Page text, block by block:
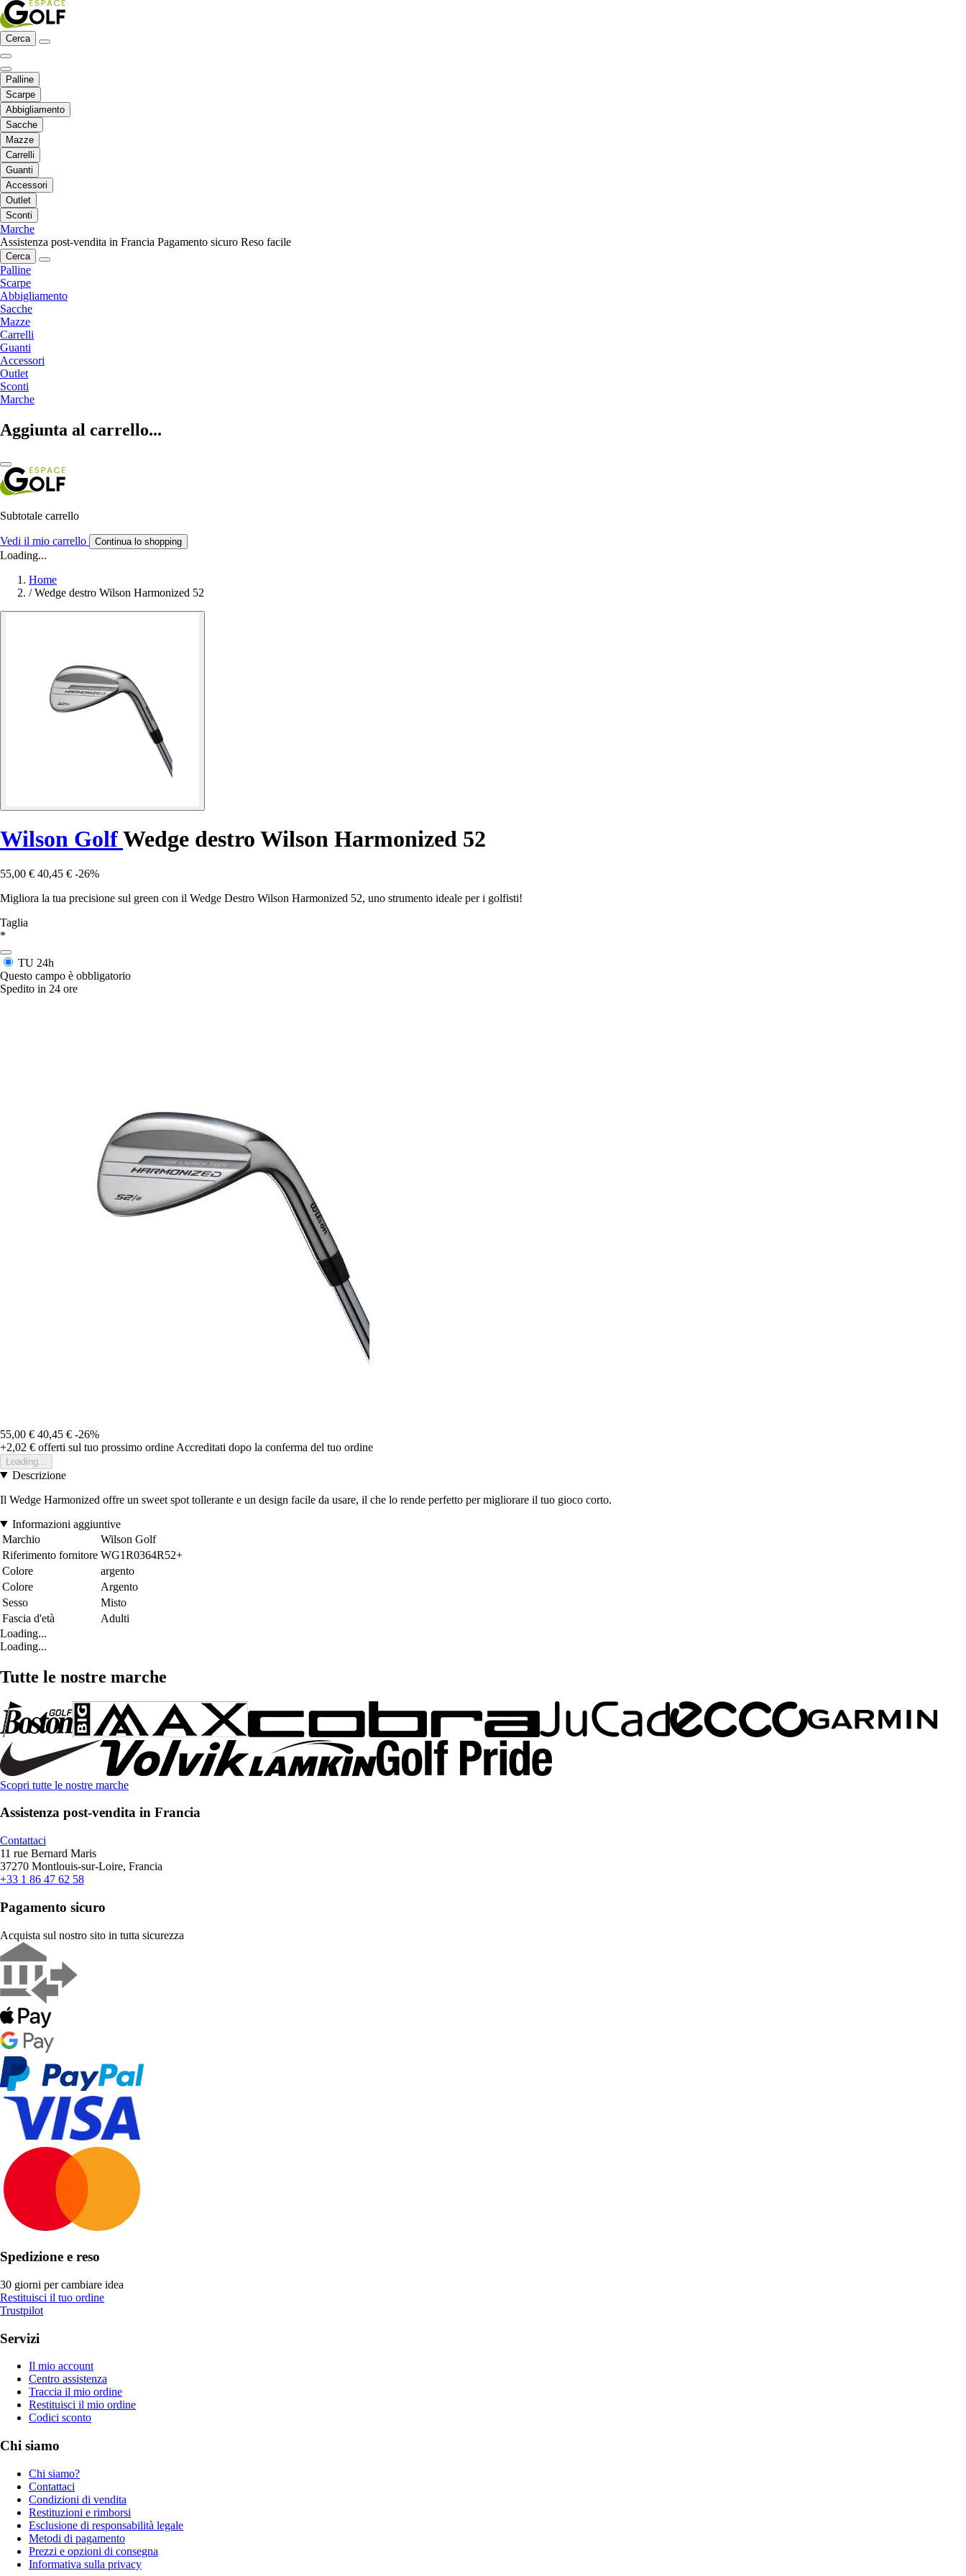
Cerca
Palline
Scarpe
Abbigliamento
Sacche
Mazze
Carrelli
Guanti
Accessori
Outlet
Sconti
Marche
Assistenza post-vendita in Francia Pagamento sicuro Reso facile
Cerca
Palline
Scarpe
Abbigliamento
Sacche
Mazze
Carrelli
Guanti
Accessori
Outlet
Sconti
Marche
Aggiunta al carrello...
Subtotale carrello
Vedi il mio carrello Continua lo shopping
Loading...
Home
/ Wedge destro Wilson Harmonized 52
Wilson GolfWedge destro Wilson Harmonized 52
55,00 € 40,45 € -26%
Migliora la tua precisione sul green con il Wedge Destro Wilson Harmonized 52, uno strumento ideale per i golfisti!
Taglia
*
TU 24h
Questo campo è obbligatorio
Spedito in 24 ore
55,00 € 40,45 € -26%
+2,02 € offerti sul tuo prossimo ordine Accreditati dopo la conferma del tuo ordine
Loading...
Descrizione
Il Wedge Harmonized offre un sweet spot tollerante e un design facile da usare, il che lo rende perfetto per migliorare il tuo gioco corto.
Informazioni aggiuntive
Marchio
Wilson Golf
Riferimento fornitore WG1R0364R52+
Colore
argento
Colore
Argento
Sesso
Misto
Fascia d'età
Adulti
Loading...
Loading...
Tutte le nostre marche
Scopri tutte le nostre marche
Assistenza post-vendita in Francia
Contattaci
11 rue Bernard Maris
37270 Montlouis-sur-Loire, Francia
+33 1 86 47 62 58
Pagamento sicuro
Acquista sul nostro sito in tutta sicurezza
Spedizione e reso
30 giorni per cambiare idea
Restituisci il tuo ordine
Trustpilot
Servizi
Il mio account
Centro assistenza
Traccia il mio ordine
Restituisci il mio ordine
Codici sconto
Chi siamo
Chi siamo?
Contattaci
Condizioni di vendita
Restituzioni e rimborsi
Esclusione di responsabilità legale
Metodi di pagamento
Prezzi e opzioni di consegna
Informativa sulla privacy